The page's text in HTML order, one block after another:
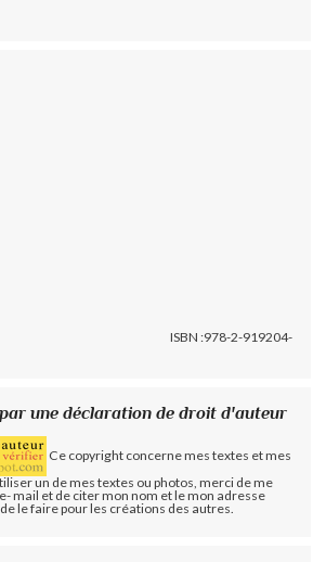
ISBN :978-2-919204-
une déclaration de droit d'auteur
Ce copyright concerne mes textes et mes
un de mes textes ou photos, merci de me
mail et de citer mon nom et le mon adresse
le faire pour les créations des autres.